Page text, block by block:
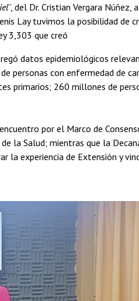
”, del Dr. Cristian Vergara Núñez,
Lay tuvimos la posibilidad de
3,303 que creó
datos epidemiológicos
personas con enfermedad de
primarios; 260 millones de
por el Marco de
la Salud; mientras que la
la experiencia de Extensión y